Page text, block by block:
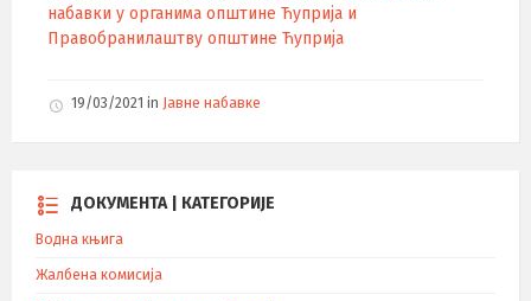
набавки у органима општине Ћуприја и
Правобранилаштву општине Ћуприја
19/03/2021 in Јавне набавке
ДОКУМЕНТА | КАТЕГОРИЈЕ
Водна књига
Жалбена комисија